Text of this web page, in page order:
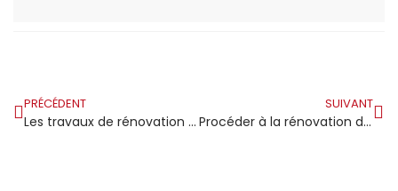
PRÉCÉDENT
Les travaux de rénovation de la charpente
SUIVANT
Procéder à la rénovation d’une charpente